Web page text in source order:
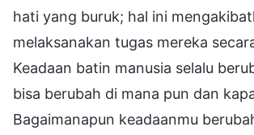
hati yang buruk; hal ini
melaksanakan tugas mereka
Keadaan batin manusia selalu
bisa berubah di mana pun dan
Bagaimanapun keadaanmu